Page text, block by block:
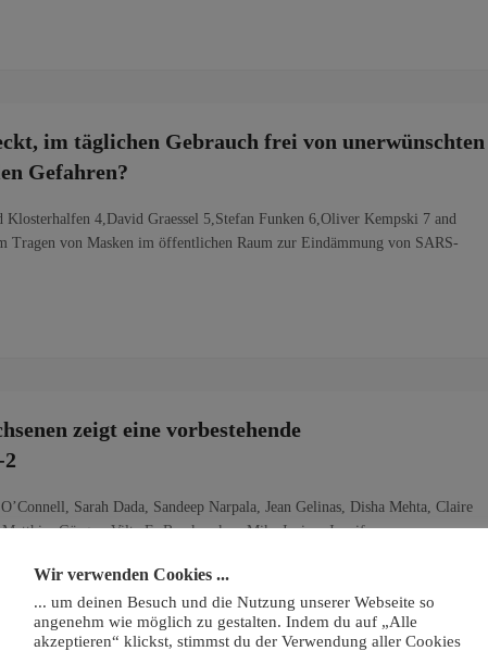
im täglichen Gebrauch frei von unerwünschten
Gefahren?
4,David Graessel 5,Stefan Funken 6,Oliver Kempski 7 and
von Masken im öffentlichen Raum zur Eindämmung von SARS-
zeigt eine vorbestehende
Sarah Dada, Sandeep Narpala, Jean Gelinas, Disha Mehta, Claire
Görges, Vilte E. Barakauskas, Mike Irvine, Jennifer
David M. Goldfarb, Steven Pelech, Daniel C. Douek, Adrian…
Wir verwenden Cookies ...
... um deinen Besuch und die Nutzung unserer Webseite so
angenehm wie möglich zu gestalten. Indem du auf „Alle
akzeptieren“ klickst, stimmst du der Verwendung aller Cookies